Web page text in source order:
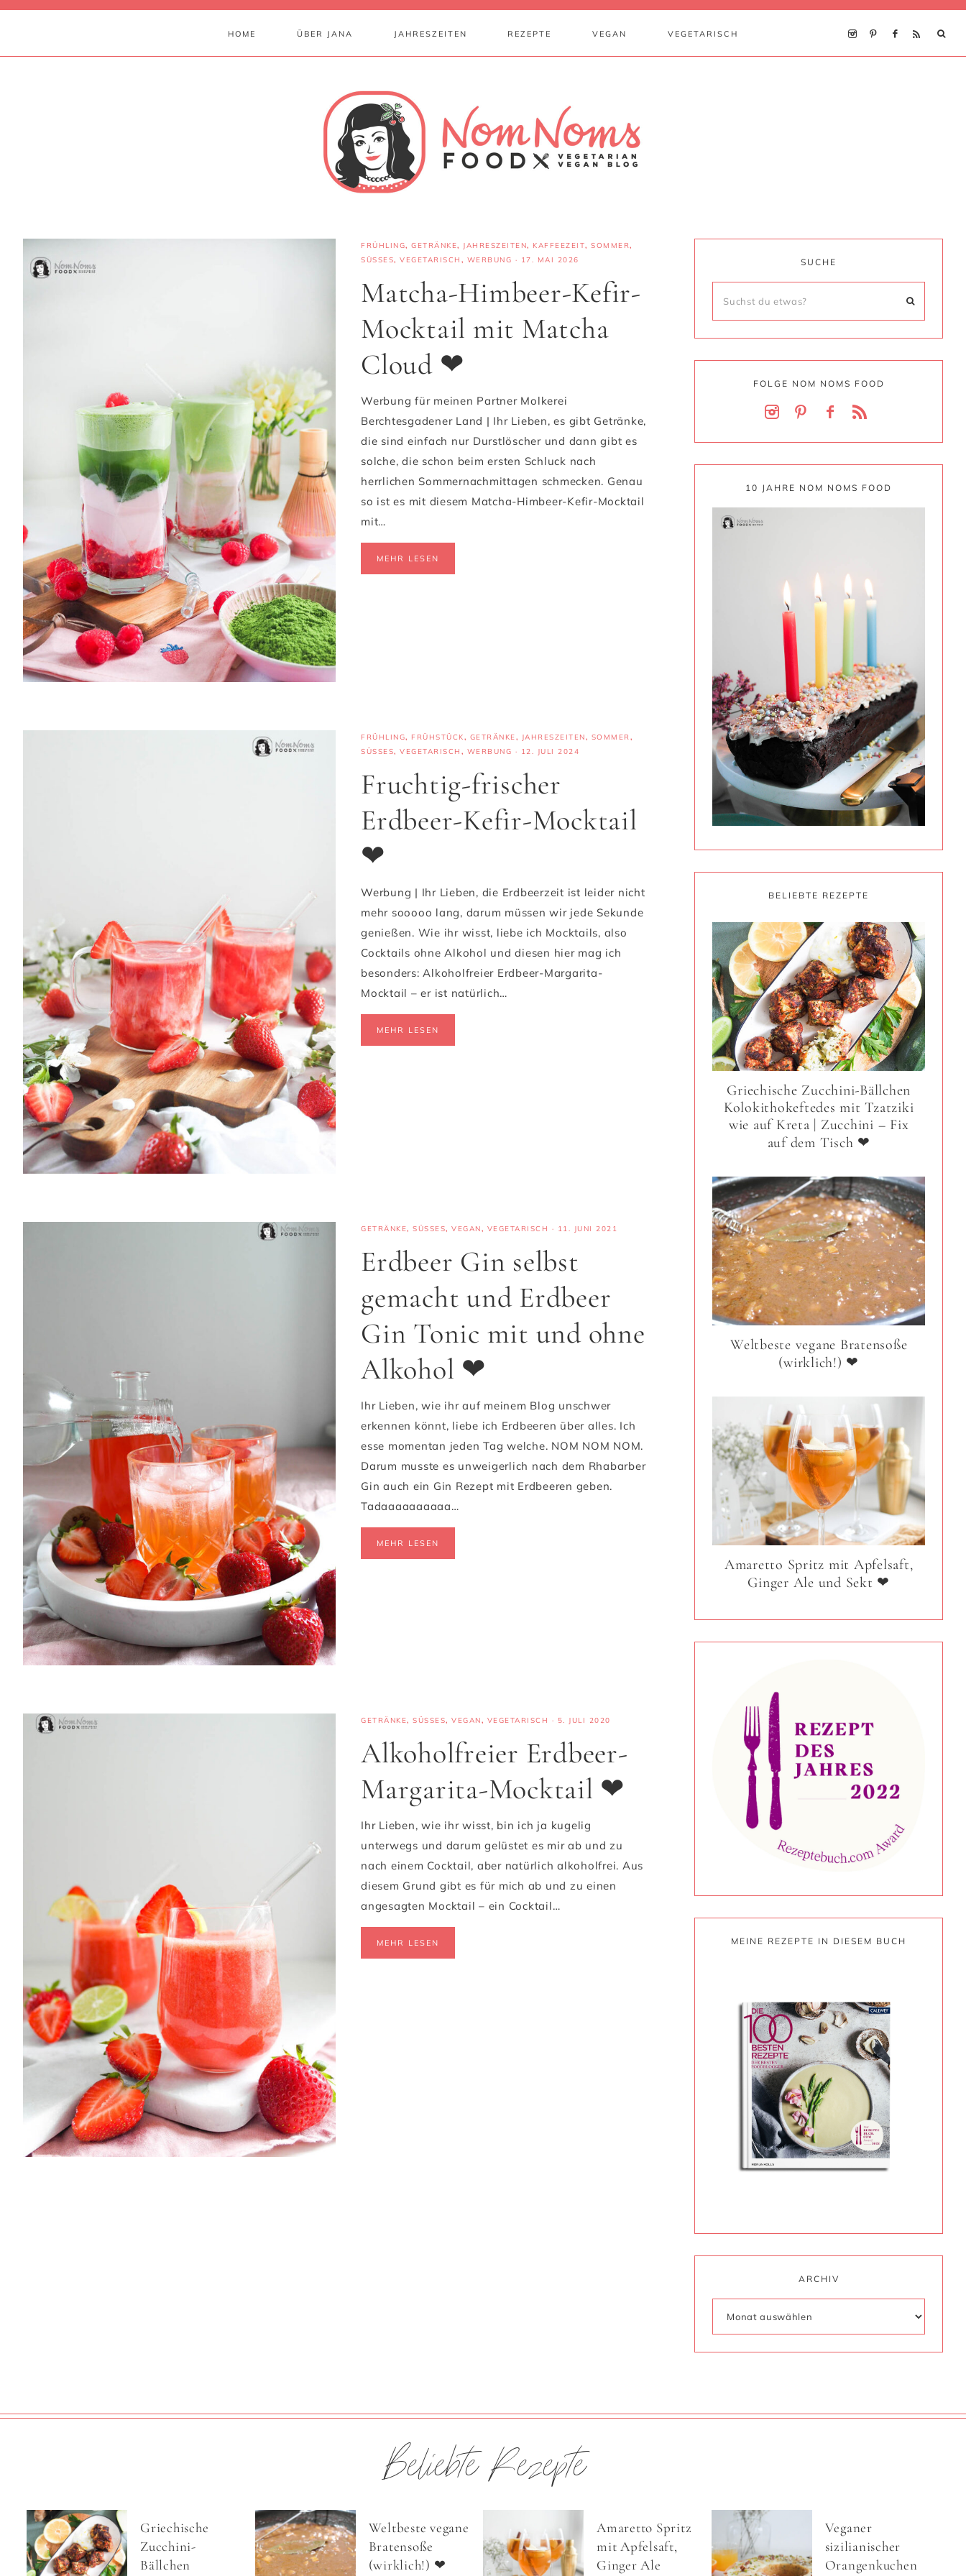
HOME ÜBER JANA JAHRESZEITEN REZEPTE VEGAN VEGETARISCH
FRÜHLING, GETRÄNKE, JAHRESZEITEN, KAFFEEZEIT, SOMMER,
SÜSSES
, VEGETARISCH , WERBUNG · 17. MAI 2026
Matcha-Himbeer-Kefir-
Mocktail mit Matcha
Cloud ❤
Werbung für meinen Partner Molkerei
Berchtesgadener Land | Ihr Lieben, es gibt Getränke,
die sind einfach nur Durstlöscher und dann gibt es
solche, die schon beim ersten Schluck nach
herrlichen Sommernachmittagen schmecken. Genau
so ist es mit diesem Matcha-Himbeer-Kefir-Mocktail
mit…
MEHR LESEN
FRÜHLING, FRÜHSTÜCK, GETRÄNKE, JAHRESZEITEN, SOMMER,
SÜSSES
, VEGETARISCH , WERBUNG · 12. JULI 2024
Fruchtig-frischer
Erdbeer-Kefir-Mocktail
❤
Werbung | Ihr Lieben, die Erdbeerzeit ist leider nicht
mehr sooooo lang, darum müssen wir jede Sekunde
genießen. Wie ihr wisst, liebe ich Mocktails, also
Cocktails ohne Alkohol und diesen hier mag ich
besonders: Alkoholfreier Erdbeer-Margarita-
Mocktail – er ist natürlich…
MEHR LESEN
GETRÄNKE, SÜSSES , VEGAN, VEGETARISCH · 11. JUNI 2021
Erdbeer Gin selbst
gemacht und Erdbeer
Gin Tonic mit und ohne
Alkohol ❤
Ihr Lieben, wie ihr auf meinem Blog unschwer
erkennen könnt, liebe ich Erdbeeren über alles. Ich
esse momentan jeden Tag welche. NOM NOM NOM.
Darum musste es unweigerlich nach dem Rhabarber
Gin auch ein Gin Rezept mit Erdbeeren geben.
Tadaaaaaaaaaa…
MEHR LESEN
GETRÄNKE, SÜSSES , VEGAN, VEGETARISCH · 5. JULI 2020
Alkoholfreier Erdbeer-
Margarita-Mocktail ❤
Ihr Lieben, wie ihr wisst, bin ich ja kugelig
unterwegs und darum gelüstet es mir ab und zu
nach einem Cocktail, aber natürlich alkoholfrei. Aus
diesem Grund gibt es für mich ab und zu einen
angesagten Mocktail – ein Cocktail…
MEHR LESEN
SUCHE
FOLGE NOM NOMS FOOD
10 JAHRE NOM NOMS FOOD
BELIEBTE REZEPTE
Griechische Zucchini-Bällchen
Kolokithokeftedes mit Tzatziki
wie auf Kreta | Zucchini – Fix
auf dem Tisch ❤
Weltbeste vegane Bratensoße
(wirklich!) ❤
Amaretto Spritz mit Apfelsaft,
Ginger Ale und Sekt ❤
MEINE REZEPTE IN DIESEM BUCH
ARCHIV
Beliebte Rezepte
Griechische
Zucchini-
Bällchen
Weltbeste vegane
Bratensoße
(wirklich!) ❤
Amaretto Spritz
mit Apfelsaft,
Ginger Ale
Veganer
sizilianischer
Orangenkuchen